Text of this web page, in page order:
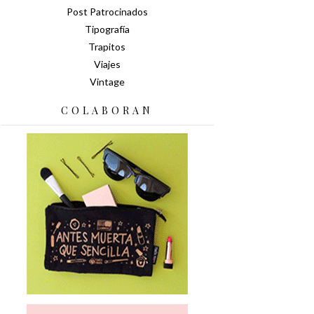
Post Patrocinados
Tipografía
Trapitos
Viajes
Vintage
COLABORAN